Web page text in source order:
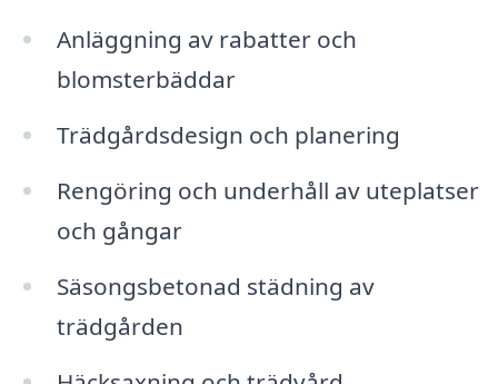
Anläggning av rabatter och
blomsterbäddar
Trädgårdsdesign och planering
Rengöring och underhåll av uteplatser
och gångar
Säsongsbetonad städning av
trädgården